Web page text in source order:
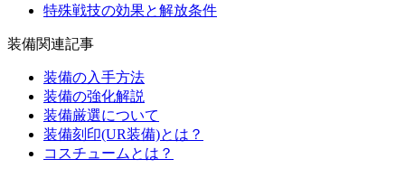
特殊戦技の効果と解放条件
装備関連記事
装備の入手方法
装備の強化解説
装備厳選について
装備刻印(UR装備)とは？
コスチュームとは？